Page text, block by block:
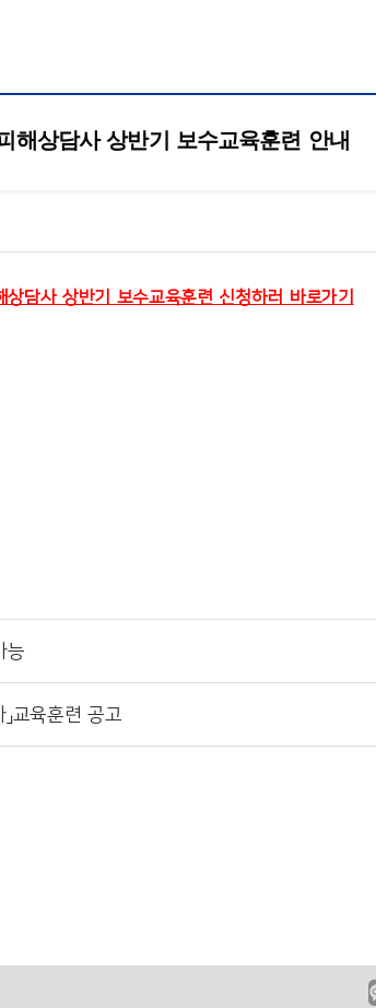
해상담사 상반기 보수교육훈련 안내
담사 상반기 보수교육훈련 신청하러 바로가기
능
교육훈련 공고